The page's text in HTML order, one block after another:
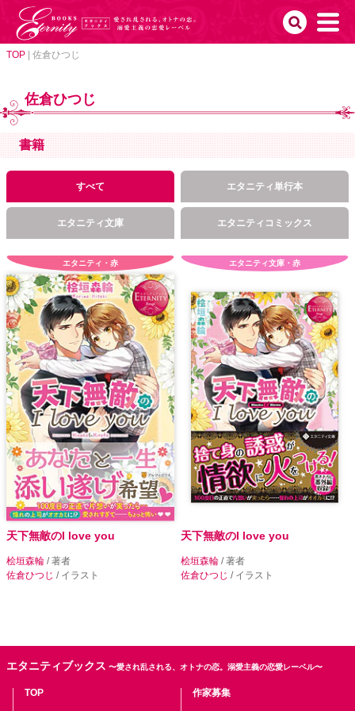
TOP 佐倉ひつじ
佐倉ひつじ
書籍
すべて エタニティ単行本
エタニティ文庫 エタニティコミックス
エタニティ・赤
天下無敵のI love you
桧垣森輪 / 著者
佐倉ひつじ / イラスト
エタニティ文庫・赤
天下無敵のI love you
桧垣森輪 / 著者
佐倉ひつじ / イラスト
エタニティブックス 〜愛され乱される、オトナの恋。溺愛主義の恋愛レーベル〜
TOP 作家募集